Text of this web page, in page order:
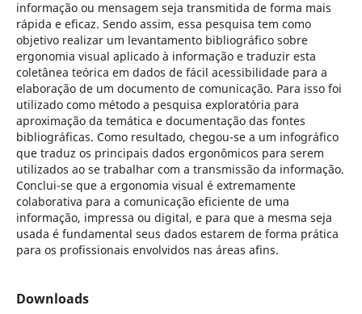
informação ou mensagem seja transmitida de forma mais
rápida e eficaz. Sendo assim, essa pesquisa tem como
objetivo realizar um levantamento bibliográfico sobre
ergonomia visual aplicado à informação e traduzir esta
coletânea teórica em dados de fácil acessibilidade para a
elaboração de um documento de comunicação. Para isso foi
utilizado como método a pesquisa exploratória para
aproximação da temática e documentação das fontes
bibliográficas. Como resultado, chegou-se a um infográfico
que traduz os principais dados ergonômicos para serem
utilizados ao se trabalhar com a transmissão da informação.
Conclui-se que a ergonomia visual é extremamente
colaborativa para a comunicação eficiente de uma
informação, impressa ou digital, e para que a mesma seja
usada é fundamental seus dados estarem de forma prática
para os profissionais envolvidos nas áreas afins.
Downloads